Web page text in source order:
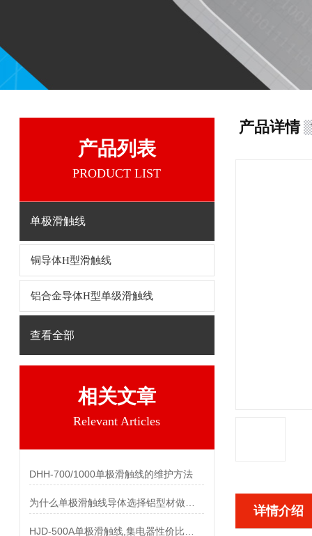
产品列表
PRODUCT LIST
单极滑触线
铜导体H型滑触线
铝合金导体H型单级滑触线
查看全部
相关文章
Relevant Articles
DHH-700/1000单极滑触线的维护方法
产品详情
详情介绍